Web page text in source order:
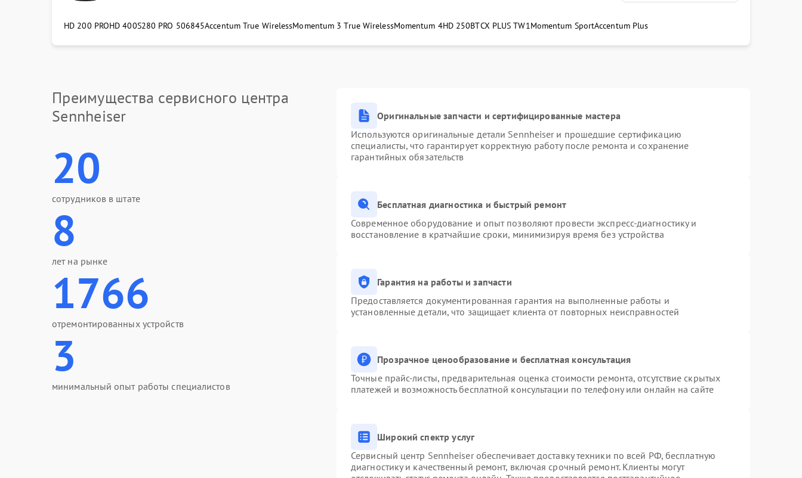
HD 200 PROHD 400S280 PRO 506845Accentum True WirelessMomentum 3 True WirelessMomentum 4HD 250BTCX PLUS TW1Momentum SportAccentum Plus
Преимущества сервисного центра
Sennheiser
20
сотрудников в штате
8
лет на рынке
1766
отремонтированных устройств
3
минимальный опыт работы специалистов
Оригинальные запчасти и сертифицированные мастера
Используются оригинальные детали Sennheiser и прошедшие сертификацию
специалисты, что гарантирует корректную работу после ремонта и сохранение
гарантийных обязательств
Бесплатная диагностика и быстрый ремонт
Современное оборудование и опыт позволяют провести экспресс-диагностику и
восстановление в кратчайшие сроки, минимизируя время без устройства
Гарантия на работы и запчасти
Предоставляется документированная гарантия на выполненные работы и
установленные детали, что защищает клиента от повторных неисправностей
Прозрачное ценообразование и бесплатная консультация
Точные прайс-листы, предварительная оценка стоимости ремонта, отсутствие скрытых
платежей и возможность бесплатной консультации по телефону или онлайн на сайте
Широкий спектр услуг
Сервисный центр Sennheiser обеспечивает доставку техники по всей РФ, бесплатную
диагностику и качественный ремонт, включая срочный ремонт. Клиенты могут